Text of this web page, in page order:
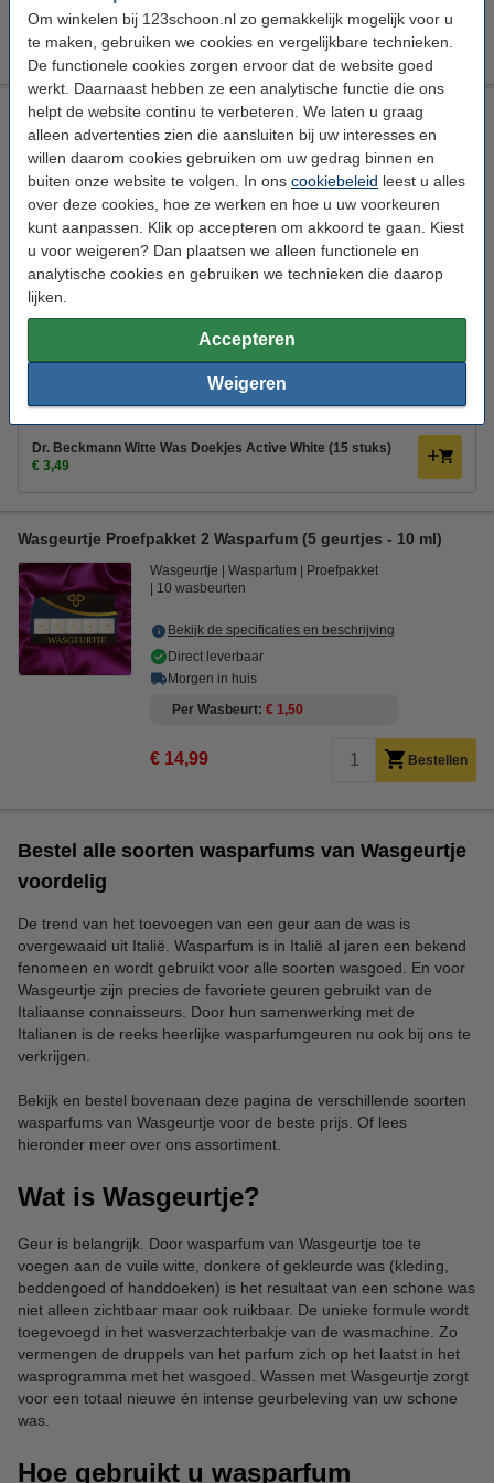
Om winkelen bij 123schoon.nl zo gemakkelijk mogelijk voor u
te maken, gebruiken we cookies en vergelijkbare technieken.
De functionele cookies zorgen ervoor dat de website goed
werkt. Daarnaast hebben ze een analytische functie die ons
helpt de website continu te verbeteren. We laten u graag
alleen advertenties zien die aansluiten bij uw interesses en
willen daarom cookies gebruiken om uw gedrag binnen en
buiten onze website te volgen. In ons cookiebeleid leest u alles
over deze cookies, hoe ze werken en hoe u uw voorkeuren
kunt aanpassen. Klik op accepteren om akkoord te gaan. Kiest
u voor weigeren? Dan plaatsen we alleen functionele en
analytische cookies en gebruiken we technieken die daarop
lijken.
Accepteren
Weigeren
Dr. Beckmann Witte Was Doekjes Active White (15 stuks)
€ 3,49
Wasgeurtje Cadeauset Compleet Wasparfum
2
Wasgeurtje Wasparfum
Cadeauset
110 wasbeurten
Bekijk de specificaties en beschrijving
Direct leverbaar
Morgen in huis
Per Wasbeurt € 0,68
€ 92,95 Wasgeurtje adviesprijs
€ 74,99 Bestellen
Dr. Beckmann Witte Was Doekjes Active White (15 stuks)
€ 3,49
Wasgeurtje Proefpakket 2 Wasparfum (5 geurtjes - 10 ml)
Wasgeurtje Wasparfum
Proefpakket
10 wasbeurten
Bekijk de specificaties en beschrijving
Direct leverbaar
Morgen in huis
Per Wasbeurt € 1,50
€ 14,99 Bestellen
Bestel alle soorten wasparfums van Wasgeurtje
voordelig
De trend van het toevoegen van een geur aan de was is
overgewaaid uit Italië. Wasparfum is in Italië al jaren een bekend
fenomeen en wordt gebruikt voor alle soorten wasgoed. En voor
Wasgeurtje zijn precies de favoriete geuren gebruikt van de
Italiaanse connaisseurs. Door hun samenwerking met de
Italianen is de reeks heerlijke wasparfumgeuren nu ook bij ons te
verkrijgen.
Bekijk en bestel bovenaan deze pagina de verschillende soorten
wasparfums van Wasgeurtje voor de beste prijs. Of lees
hieronder meer over ons assortiment.
Wat is Wasgeurtje?
Geur is belangrijk. Door wasparfum van Wasgeurtje toe te
voegen aan de vuile witte, donkere of gekleurde was (kleding,
beddengoed of handdoeken) is het resultaat van een schone was
niet alleen zichtbaar maar ook ruikbaar. De unieke formule wordt
toegevoegd in het wasverzachterbakje van de wasmachine. Zo
vermengen de druppels van het parfum zich op het laatst in het
wasprogramma met het wasgoed. Wassen met Wasgeurtje zorgt
voor een totaal nieuwe én intense geurbeleving van uw schone
was.
Hoe gebruikt u wasparfum